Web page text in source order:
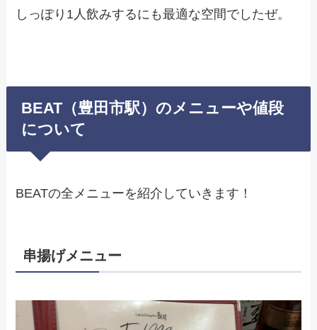
しっぽり1人飲みするにも最適な空間でしたぜ。
BEAT（豊田市駅）のメニューや値段
について
BEATの全メニューを紹介していきます！
串揚げメニュー